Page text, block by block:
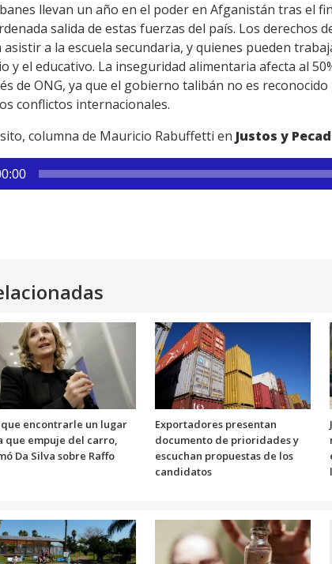
llevan un año en el poder en Afganistán tras el
salida de estas fuerzas del país. Los derechos
asistir a la escuela secundaria, y quienes pueden
y el educativo. La inseguridad alimentaria afecta al
de ONG, ya que el gobierno talibán no es
conflictos internacionales.
columna de Mauricio Rabuffetti en Justos y
que encontrarle un lugar
que empuje del carro,
Da Silva sobre Raffo
Exportadores presentan
documento de prioridades y
escuchan propuestas de los
candidatos